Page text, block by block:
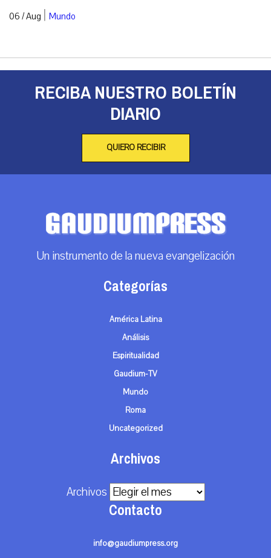
06 / Aug | Mundo
RECIBA NUESTRO BOLETÍN
DIARIO
QUIERO RECIBIR
Un instrumento de la nueva evangelización
Categorías
América Latina
Análisis
Espiritualidad
Gaudium-TV
Mundo
Roma
Uncategorized
Archivos
Archivos
Contacto
info@gaudiumpress.org